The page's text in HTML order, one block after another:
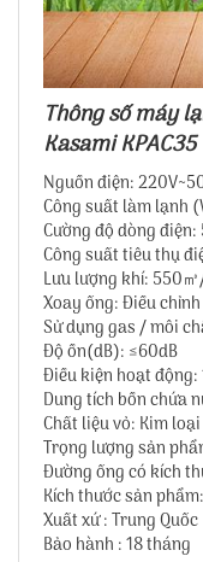
Thông số máy
Kasami KPAC35
Nguồn điện:
Công suất làm lạnh
Cường độ dòng điện:
Công suất tiêu thụ
Lưu lượng khí: 550
Xoay ống: Điều
Sử dụng gas / môi
Độ ồn(dB): ≤60dB
Điều kiện hoạt động:
Dung tích bồn chứa
Chất liệu vỏ: Kim loại
Trọng lượng sản
Đường ống có kích
Kích thước sản
Xuất xứ : Trung Quốc
Bảo hành : 18 tháng